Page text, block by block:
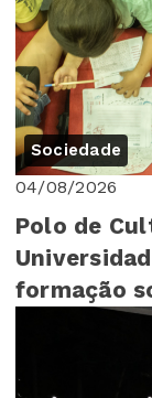
Sociedade
04/08/2026
Polo de
formação
mais de